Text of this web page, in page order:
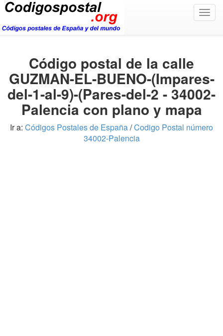
Código postal de la calle
GUZMAN-EL-BUENO-(Impares-
del-1-al-9)-(Pares-del-2 - 34002-
Palencia con plano y mapa
Ir a: Códigos Postales de España/Codigo Postal número
34002-Palencia